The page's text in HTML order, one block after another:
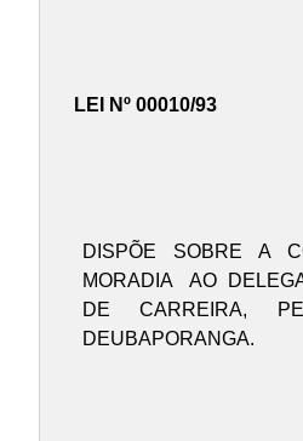
LEI Nº 00010/93
DISPÕE SOBRE A
MORADIA
AO
DE CARREIRA,
DEUBAPORANGA.